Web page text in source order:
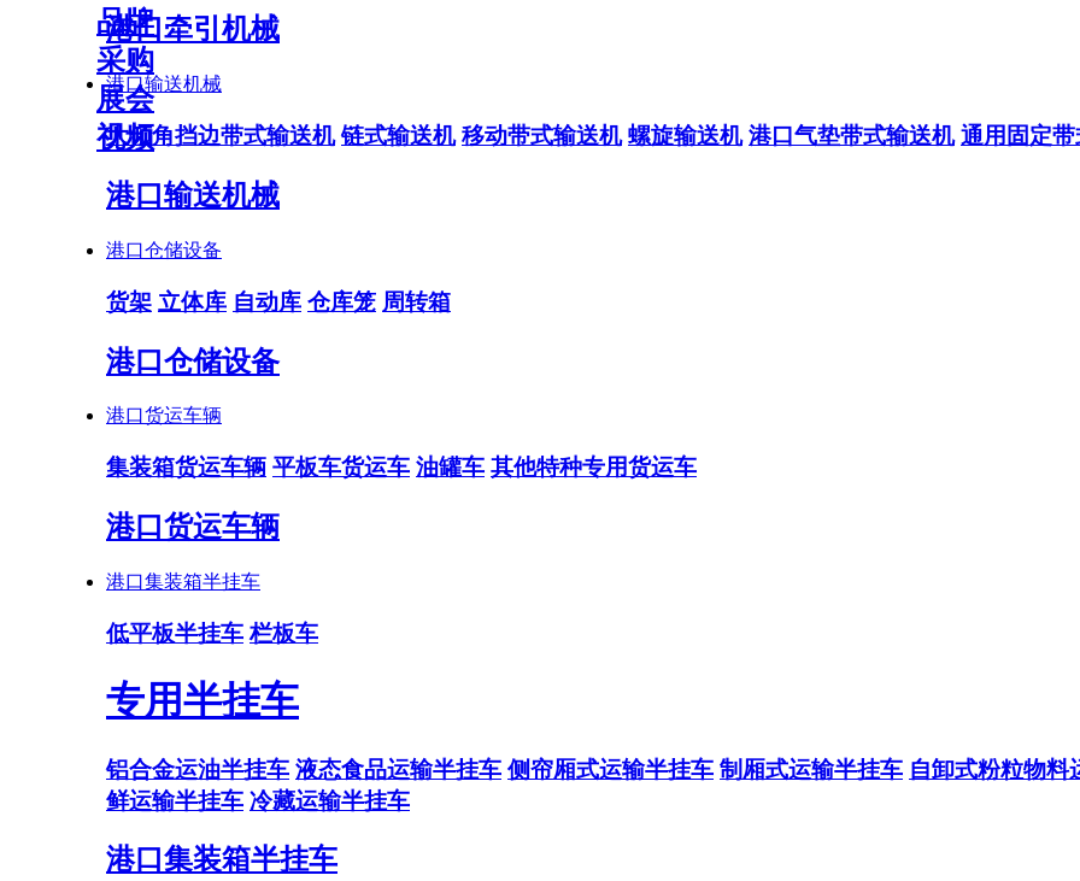
品牌
采购
展会
视频
港口牵引机械
港口输送机械
大倾角挡边带式输送机 链式输送机 移动带式输送机 螺旋输送机 港口气垫带式输送机 通用固定
港口输送机械
港口仓储设备
货架 立体库 自动库 仓库笼 周转箱
港口仓储设备
港口货运车辆
集装箱货运车辆 平板车货运车 油罐车 其他特种专用货运车
港口货运车辆
港口集装箱半挂车
低平板半挂车 栏板车
专用半挂车
铝合金运油半挂车 液态食品运输半挂车 侧帘厢式运输半挂车 制厢式运输半挂车 自卸式粉粒物料
鲜运输半挂车 冷藏运输半挂车
港口集装箱半挂车